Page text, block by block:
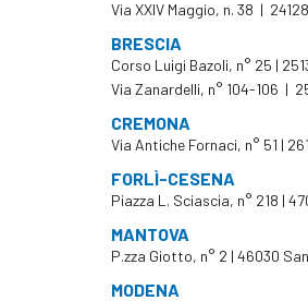
Via XXIV Maggio, n. 38 |
BRESCIA
Corso Luigi Bazoli, n° 25 |
Via Zanardelli, n° 104-106 |
CREMONA
Via Antiche Fornaci, n° 51 |
FORLÌ-CESENA
Piazza L. Sciascia, n° 218 |
MANTOVA
P.zza Giotto, n° 2 | 46030
MODENA